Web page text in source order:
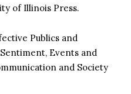
of Illinois Press.
Publics and
Events and
and Society